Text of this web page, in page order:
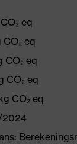
eq
eq
CO₂ eq
CO₂ eq
CO₂ eq
2024